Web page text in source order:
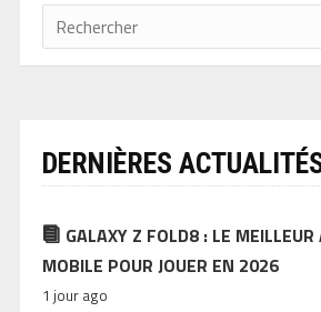
DERNIÈRES
GALAXY Z FOLD8 : LE
MOBILE POUR JOUER EN 2026
1 jour ago